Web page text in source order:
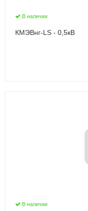
В наличии
КМЭВнг-LS - 0,5кВ
В наличии